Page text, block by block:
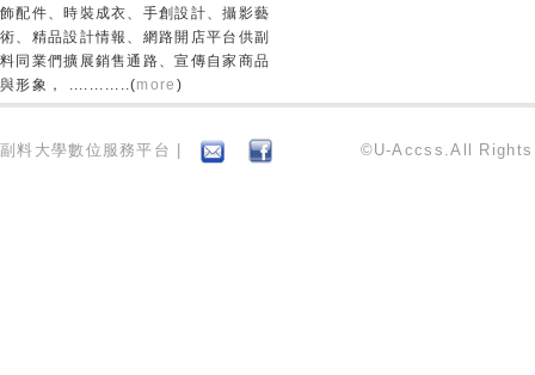
飾配件、時裝成衣、手創設計、攝影藝
術、精品設計情報、網路開店平台供副
料同業們擴展銷售通路、宣傳自家商品
與形象， ............(more )
副料大學數位服務平台 | ©U-Accss.All Rights